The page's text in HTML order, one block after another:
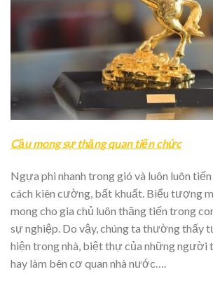
Cầu mong sự thăng quan tiến chức
Ngựa phi nhanh trong gió và luôn luôn
cách kiên cường, bất khuất. Biểu tượng
mong cho gia chủ luôn thăng tiến trong
sự nghiệp. Do vậy, chúng ta thường thấy
hiện trong nhà, biệt thự của những người
hay làm bên cơ quan nhà nước….